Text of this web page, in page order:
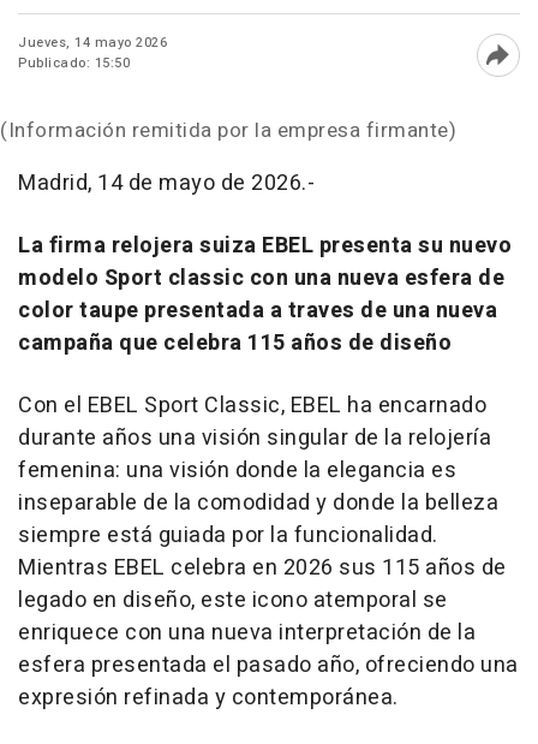
Jueves, 14 mayo 2026
Publicado: 15:50
(Información remitida por la empresa firmante)
Madrid, 14 de mayo de 2026.-
La firma relojera suiza EBEL presenta su nuevo
modelo Sport classic con una nueva esfera de
color taupe presentada a traves de una nueva
campaña que celebra 115 años de diseño
Con el EBEL Sport Classic, EBEL ha encarnado
durante años una visión singular de la relojería
femenina: una visión donde la elegancia es
inseparable de la comodidad y donde la belleza
siempre está guiada por la funcionalidad.
Mientras EBEL celebra en 2026 sus 115 años de
legado en diseño, este icono atemporal se
enriquece con una nueva interpretación de la
esfera presentada el pasado año, ofreciendo una
expresión refinada y contemporánea.